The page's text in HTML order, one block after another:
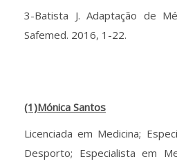
3-Batista J. Adaptação de
Safemed. 2016, 1-22.
(1)Mónica Santos
Licenciada em Medicina;
Desporto; Especialista em